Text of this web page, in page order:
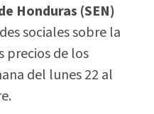
Honduras (SEN)
sociales sobre la
precios de los
del lunes 22 al